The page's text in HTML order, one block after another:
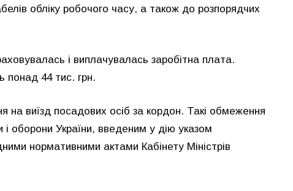
обліку робочого часу, а також до розпорядчих
і виплачувалась заробітна плата.
понад 44 тис. грн.
на виїзд посадових осіб за кордон. Такі обмеження
оборони України, введеним у дію указом
нормативними актами Кабінету Міністрів